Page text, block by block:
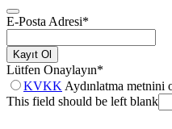
E-Posta Adresi*
Kayıt Ol
Lütfen Onaylayın*
KVKK Aydınlatma metnini
This field should be left blank